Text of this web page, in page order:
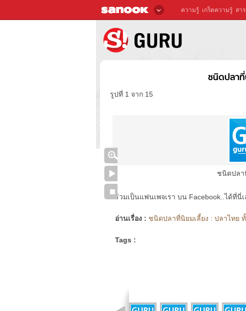
ความรู้ เกร็ดความรู้ สา
ชนิดปลาที่
รูปที่ 1 จาก 15
ชนิดปลา
ร่วมเป็นแฟนเพจเรา บน Facebook..ได้ที่นี่เ
อ่านเรื่อง : ชนิดปลาที่นิยมเลี้ยง : ปลาไทย
Tags :